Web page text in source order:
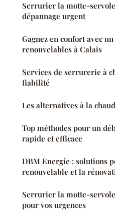
Serrurier la motte-
dépannage urgent
Gagnez en confort avec
renouvelables à Calais
Services de serrurerie à
fiabilité
Les alternatives à la
Top méthodes pour un
rapide et efficace
DBM Energie : solutions
renouvelable et la
Serrurier la motte-
pour vos urgences